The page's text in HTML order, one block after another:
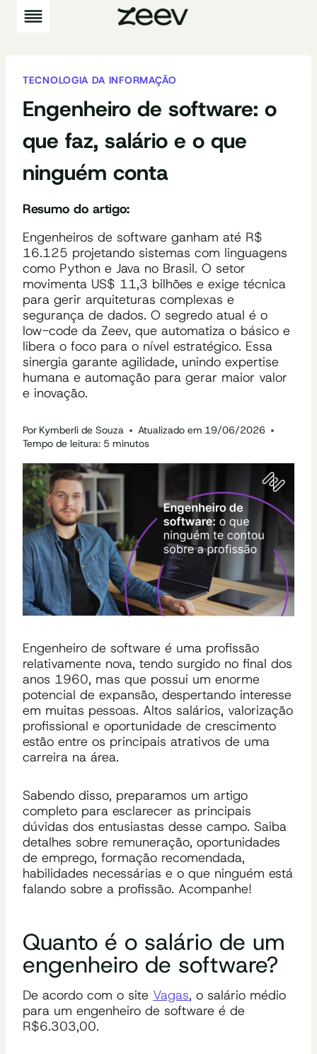
Pular
para
TECNOLOGIA DA INFORMAÇÃO
Engenheiro de software: o
que faz, salário e o que
ninguém conta
Resumo do artigo:
Engenheiros de software ganham até R$
16.125 projetando sistemas com linguagens
como Python e Java no Brasil. O setor
movimenta US$ 11,3 bilhões e exige técnica
para gerir arquiteturas complexas e
segurança de dados. O segredo atual é o
low-code da Zeev, que automatiza o básico e
libera o foco para o nível estratégico. Essa
sinergia garante agilidade, unindo expertise
humana e automação para gerar maior valor
e inovação.
Por Kymberli de Souza Atualizado em 19/06/2026
Tempo de leitura: 5 minutos
Engenheiro de software é uma profissão
relativamente nova, tendo surgido no final dos
anos 1960, mas que possui um enorme
potencial de expansão, despertando interesse
em muitas pessoas. Altos salários, valorização
profissional e oportunidade de crescimento
estão entre os principais atrativos de uma
carreira na área.
Sabendo disso, preparamos um artigo
completo para esclarecer as principais
dúvidas dos entusiastas desse campo. Saiba
detalhes sobre remuneração, oportunidades
de emprego, formação recomendada,
habilidades necessárias e o que ninguém está
falando sobre a profissão. Acompanhe!
Quanto é o salário de um
engenheiro de software?
De acordo com o site Vagas, o salário médio
para um engenheiro de software é de
R$6.303,00.